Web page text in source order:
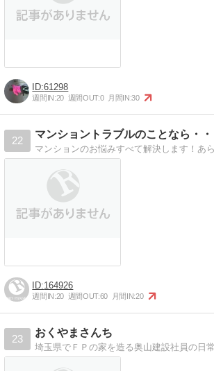
61298
週間IN:20 週間OUT:0 月間IN:30
22
マンショントラブルのことなら・・
164926
週間IN:20 週間OUT:60 月間IN:20
23
おくやまさんち
埼玉県でＦＰの家を造る奥山建設社員の日常